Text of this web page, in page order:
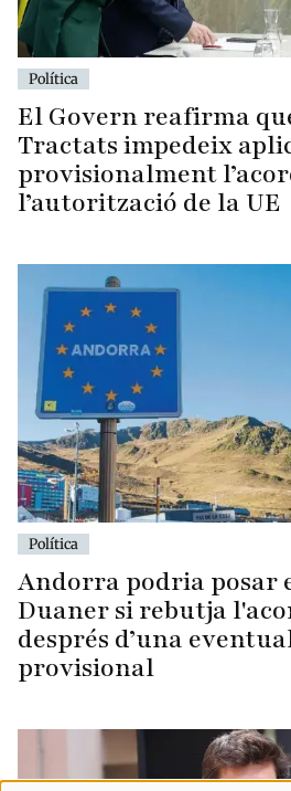
Política
El Govern reafirma
Tractats impedeix
provisionalment
l’autorització de la UE
Política
Andorra podria posar
Duaner si rebutja
després d’una
provisional